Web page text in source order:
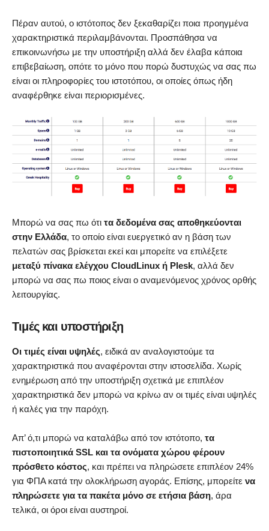
Πέραν αυτού, ο ιστότοπος δεν ξεκαθαρίζει ποια προηγμένα
χαρακτηριστικά περιλαμβάνονται. Προσπάθησα να
επικοινωνήσω με την υποστήριξη αλλά δεν έλαβα κάποια
επιβεβαίωση, οπότε το μόνο που πορώ δυστυχώς να σας πω
είναι οι πληροφορίες του ιστοτόπου, οι οποίες όπως ήδη
αναφέρθηκε είναι περιορισμένες.
Μπορώ να σας πω ότι τα δεδομένα σας αποθηκεύονται
στην Ελλάδα, το οποίο είναι ευεργετικό αν η βάση των
πελατών σας βρίσκεται εκεί και μπορείτε να επιλέξετε
μεταξύ πίνακα ελέγχου CloudLinux ή Plesk, αλλά δεν
μπορώ να σας πω ποιος είναι ο αναμενόμενος χρόνος ορθής
λειτουργίας.
Τιμές και υποστήριξη
Οι τιμές είναι υψηλές, ειδικά αν αναλογιστούμε τα
χαρακτηριστικά που αναφέρονται στην ιστοσελίδα. Χωρίς
ενημέρωση από την υποστήριξη σχετικά με επιπλέον
χαρακτηριστικά δεν μπορώ να κρίνω αν οι τιμές είναι υψηλές
ή καλές για την παρόχη.
Απ’ ό,τι μπορώ να καταλάβω από τον ιστότοπο, τα
πιστοποιητικά SSL και τα ονόματα χώρου φέρουν
πρόσθετο κόστος, και πρέπει να πληρώσετε επιπλέον 24%
για ΦΠΑ κατά την ολοκλήρωση αγοράς. Επίσης, μπορείτε να
πληρώσετε για τα πακέτα μόνο σε ετήσια βάση, άρα
τελικά, οι όροι είναι αυστηροί.